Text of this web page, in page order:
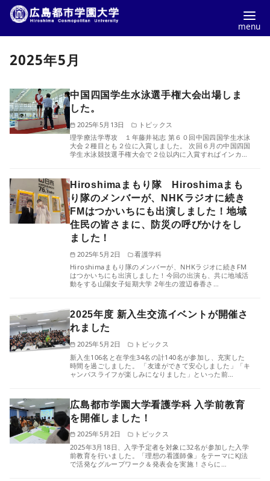
2025年5月
中国四国学生水泳選手権大会出場しま
した。
2025年5月13日
トピックス
理学療法学専攻 １年藤井祐志 第６０回中国四国学生水泳
大会２種目とも２位に入賞しました。 次回６月の中国四国
学生水泳競技選手権大会で２位以内に入賞すればインカ…
Hiroshimaまもり隊 Hiroshimaまも
り隊のメンバーが、NHKラジオに続き
FMはつかいちにも出演しました！地域
住民の皆さまに、防災の呼びかけをし
ました！
2025年5月2日
看護学科
Hiroshimaまもり隊のメンバーが、NHKラジオに続きFM
はつかいちにも出演しました！今回の出演も、共に地域活
動をする山陽女子短期大学 2年生の渡辺春香さ…
2025年度 新入生交流イベントが開催さ
れました
2025年5月2日
トピックス
新入生106名と在学生34名の計140名が参加し、充実した
時間を過ごしました。 「友達ができて安心しました」「キ
ャンパスライフが楽しみになりました」といった前…
広島都市学園大学看護学科 入学前教育
を開催しました！
2025年5月2日
トピックス
2025年3月18日、入学予定者を対象に32名が参加した入学
前教育を行いました。「理想の看護師像」をテーマにKJ法
で活発なグループワーク＆発表会を実施！さらに…